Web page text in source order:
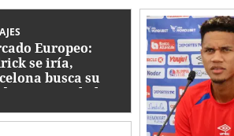
Europeo:
se iría,
busca su
y se tamabalea